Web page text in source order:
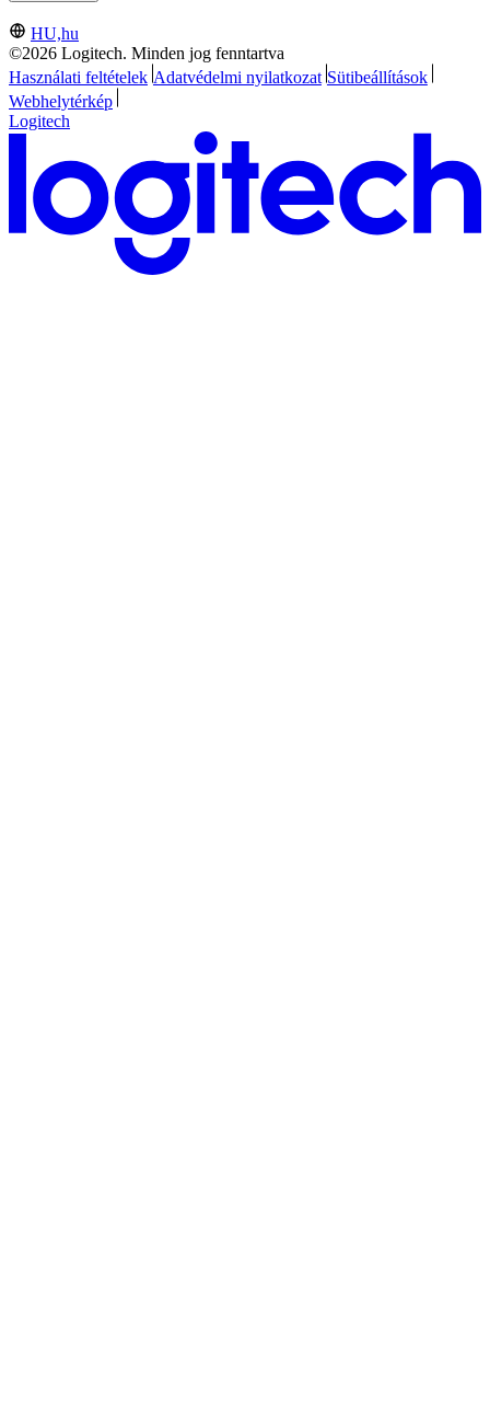
HU,hu
©2026 Logitech. Minden jog fenntartva
Használati feltételek Adatvédelmi nyilatkozat Sütibeállítások
Webhelytérkép
Logitech